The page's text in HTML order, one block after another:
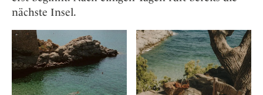
nächste Insel.